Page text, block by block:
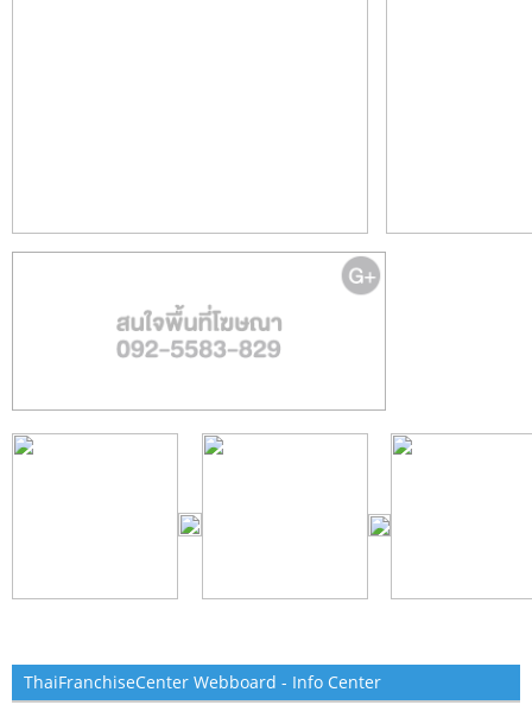
ThaiFranchiseCenter Webboard - Info Center